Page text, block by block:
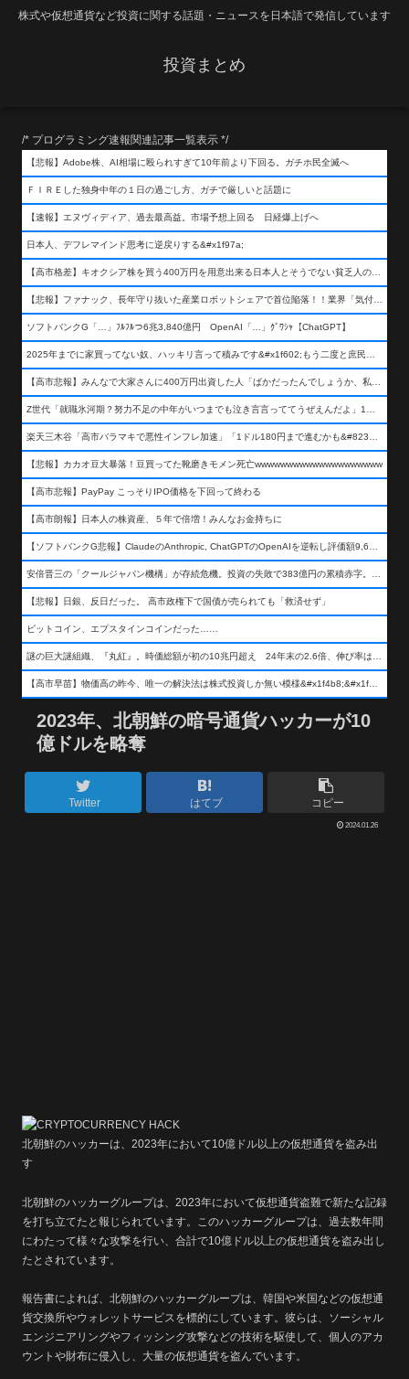
株式や仮想通貨など投資に関する話題・ニュースを日本語で発信しています
投資まとめ
/* プログラミング速報関連記事一覧表示 */
【悲報】Adobe株、AI相場に殴られすぎて10年前より下回る。ガチホ民全滅へ
ＦＩＲＥした独身中年の１日の過ごし方、ガチで厳しいと話題に
【速報】エヌヴィディア、過去最高益。市場予想上回る 日経爆上げへ
日本人、デフレマインド思考に逆戻りする&#x1f97a;
【高市格差】キオクシア株を買う400万円を用意出来る日本人とそうでない貧乏人の差が超広まるって事よ
【悲報】ファナック、長年守り抜いた産業ロボットシェアで首位陥落！！業界「気付いたら一気に抜かれていた…」
ソフトバンクG「…」ﾌﾙﾌﾙつ6兆3,840億円 OpenAI「…」ｸﾞﾜｼｬ【ChatGPT】
2025年までに家買ってない奴、ハッキリ言って積みです&#x1f602;もう二度と庶民が買える値段になりません&#x1f602;&#x1f602;&#x1f602;
【高市悲報】みんなで大家さんに400万円出資した人「ばかだったんでしょうか、私は&#x1f622;」
Z世代「就職氷河期？努力不足の中年がいつまでも泣き言言っててうぜえんだよ」1万いいね
楽天三木谷「高市バラマキで悪性インフレ加速」「1ドル180円まで進むかも&#8230;もう看過できない」
【悲報】カカオ豆大暴落！豆買ってた靴磨きモメン死亡wwwwwwwwwwwwwwwwwwww
【高市悲報】PayPay こっそりIPO価格を下回って終わる
【高市朗報】日本人の株資産、５年で倍増！みんなお金持ちに
【ソフトバンクG悲報】ClaudeのAnthropic, ChatGPTのOpenAIを逆転し評価額9,650億ドル (約154兆円) の世界一価値あるAI企業に……
安倍晋三の「クールジャパン機構」が存続危機。投資の失敗で383億円の累積赤字。2025年度決算も大赤字の可能性。責任の所在はウヤムヤ
【悲報】日銀、反日だった。 高市政権下で国債が売られても「救済せず」
ビットコイン、エプスタインコインだった……
謎の巨大謎組織、『丸紅』。時価総額が初の10兆円超え 24年末の2.6倍、伸び率は謎組織首位
【高市早苗】物価高の昨今、唯一の解決法は株式投資しか無い模様&#x1f4b8;&#x1f4b8;&#x1f4b8;
2023年、北朝鮮の暗号通貨ハッカーが10
億ドルを略奪
Twitter はてブ コピー
2024.01.26
北朝鮮のハッカーは、2023年において10億ドル以上の仮想通貨を盗み出
す
北朝鮮のハッカーグループは、2023年において仮想通貨盗難で新たな記録
を打ち立てたと報じられています。このハッカーグループは、過去数年間
にわたって様々な攻撃を行い、合計で10億ドル以上の仮想通貨を盗み出し
たとされています。
報告書によれば、北朝鮮のハッカーグループは、韓国や米国などの仮想通
貨交換所やウォレットサービスを標的にしています。彼らは、ソーシャル
エンジニアリングやフィッシング攻撃などの技術を駆使して、個人のアカ
ウントや財布に侵入し、大量の仮想通貨を盗んでいます。